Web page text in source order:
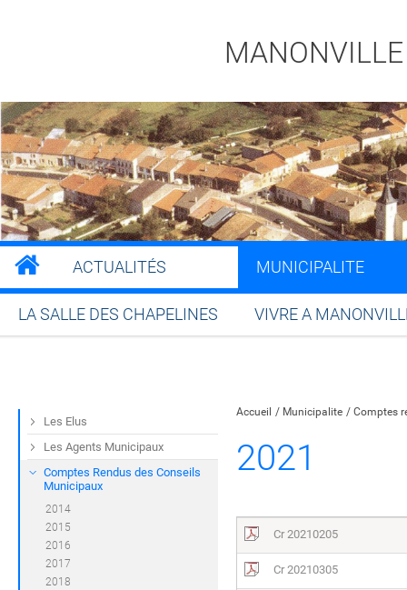
MANONVILLE
ACTUALITÉS MUNICIPALITE
LA SALLE DES CHAPELINES VIVRE A
Accueil Municipalite Comptes
2021
Cr 20210205
Cr 20210305
Les Elus
Les Agents Municipaux
Comptes Rendus des Conseils
Municipaux
2014
2015
2016
2017
2018